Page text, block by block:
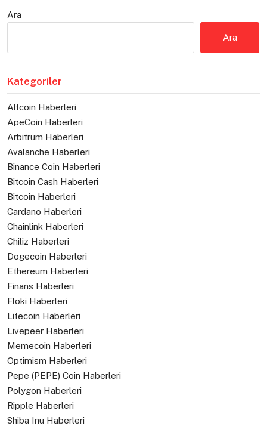
Ara
Ara
Kategoriler
Altcoin Haberleri
ApeCoin Haberleri
Arbitrum Haberleri
Avalanche Haberleri
Binance Coin Haberleri
Bitcoin Cash Haberleri
Bitcoin Haberleri
Cardano Haberleri
Chainlink Haberleri
Chiliz Haberleri
Dogecoin Haberleri
Ethereum Haberleri
Finans Haberleri
Floki Haberleri
Litecoin Haberleri
Livepeer Haberleri
Memecoin Haberleri
Optimism Haberleri
Pepe (PEPE) Coin Haberleri
Polygon Haberleri
Ripple Haberleri
Shiba Inu Haberleri